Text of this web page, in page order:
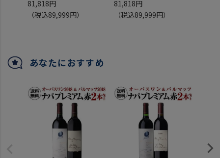
ナパの2大プレミアム赤
アメリカ カリフォルニア
ワインセット 虎
81,818円
（税込89,999円）
ナパの2大プレミアム赤
81,818円
（税込89,999円）
あなたにおすすめ